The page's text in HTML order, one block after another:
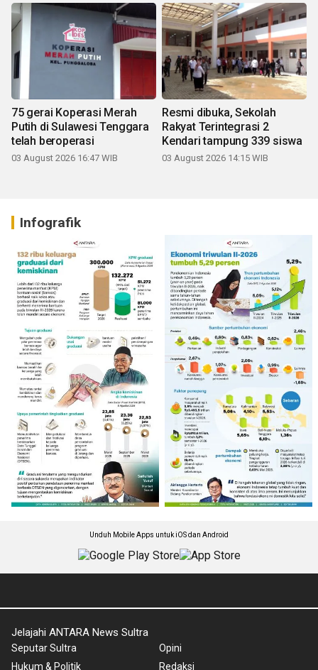
75 gerai Koperasi Merah
Putih di Sulawesi Tenggara
telah beroperasi
03 August 2026 16:47 WIB
Resmi dibuka, Sekolah
Rakyat Terintegrasi 2
Kendari tampung 339 siswa
03 August 2026 14:15 WIB
Infografik
Unduh Mobile Apps untuk iOS dan Android
Jelajahi ANTARA News Sultra
Seputar Sultra
Hukum & Politik
Opini
Redaksi